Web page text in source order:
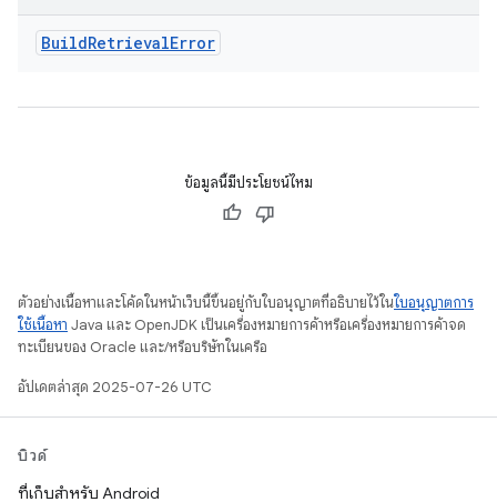
BuildRetrievalError
ข้อมูลนี้มีประโยชน์ไหม
ตัวอย่างเนื้อหาและโค้ดในหน้าเว็บนี้ขึ้นอยู่กับใบอนุญาตที่อธิบายไว้ในใบอนุญาตการ
ใช้เนื้อหา Java และ OpenJDK เป็นเครื่องหมายการค้าหรือเครื่องหมายการค้าจด
ทะเบียนของ Oracle และ/หรือบริษัทในเครือ
อัปเดตล่าสุด 2025-07-26 UTC
บิวด์
ที่เก็บสำหรับ Android